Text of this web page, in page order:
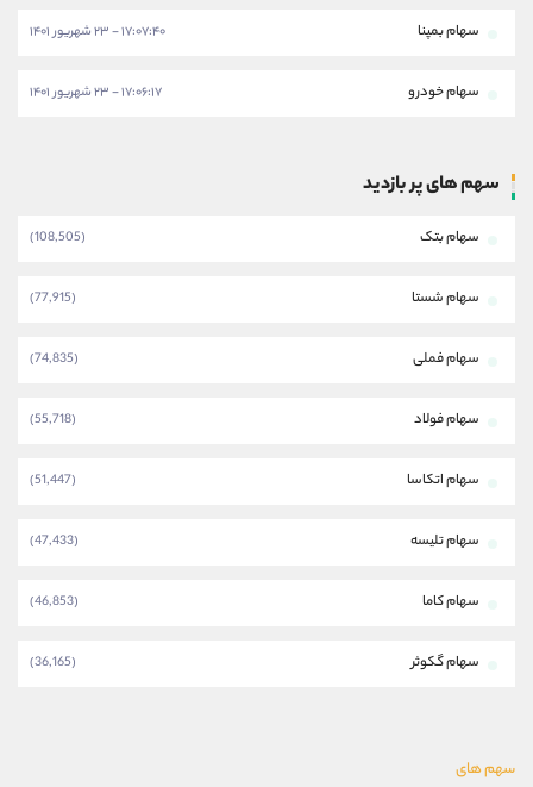
سهام بمپنا ۱۷:۰۷:۴۰ - ۲۳ شهریور ۱۴۰۱
سهام خودرو ۱۷:۰۶:۱۷ - ۲۳ شهریور ۱۴۰۱
سهم های پر بازدید
سهام بتک (108,505)
سهام شستا (77,915)
سهام فملی (74,835)
سهام فولاد (55,718)
سهام اتکاسا (51,447)
سهام تلیسه (47,433)
سهام کاما (46,853)
سهام گکوثر (36,165)
سهم های